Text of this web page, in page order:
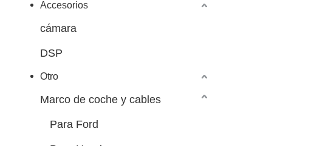
Accesorios
cámara
DSP
Otro
Marco de coche y cables
Para Ford